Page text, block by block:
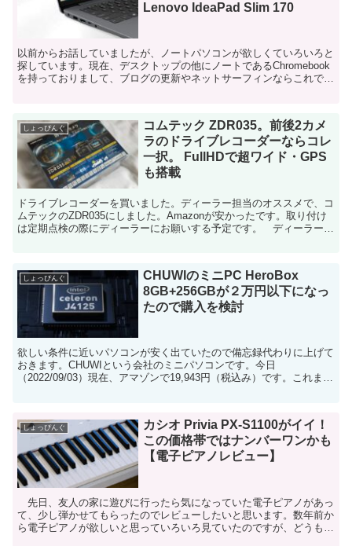
Lenovo IdeaPad Slim 170
以前からお話していましたが、ノートパソコンが欲しくていろいろと
探しています。現在、デスクトップの他にノートであるChromebook
を持っておりまして、ブログの更新やネットサーフィンならこれで十
しょっぴんぐ
コムテック ZDR035。前後2カメ
ラのドライブレコーダーならコレ
一択。 FullHDで超ワイド・GPS
も搭載
ドライブレコーダーを買いました。ディーラー担当のオススメで、コ
ムテックのZDR035にしました。Amazonが安かったです。取り付け
は定期点検の際にディーラーにお願いする予定です。 ディーラーに
しょっぴんぐ
CHUWIのミニPC HeroBox
8GB+256GBが２万円以下になっ
たので購入を検討
欲しい条件に近いパソコンが安く出ていたので備忘録代わりに上げて
おきます。CHUWIという会社のミニパソコンです。今日
（2022/09/03）現在、アマゾンで19,943円（税込み）です。これまで
しょっぴんぐ
カシオ Privia PX-S1100がイイ！
この価格帯ではナンバーワンかも
【電子ピアノレビュー】
先日、友人の家に遊びに行ったら気になっていた電子ピアノがあっ
て、少し弾かせてもらったのでレビューしたいと思います。数年前か
ら電子ピアノが欲しいと思っていろいろ見ていたのですが、どうも半